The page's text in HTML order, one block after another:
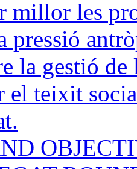
millor les
pressió
la gestió
teixit